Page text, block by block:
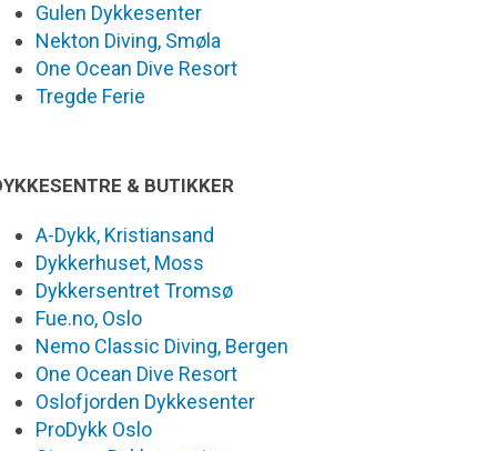
Gulen Dykkesenter
Nekton Diving, Smøla
One Ocean Dive Resort
Tregde Ferie
& BUTIKKER
A-Dykk, Kristiansand
Dykkerhuset, Moss
Dykkersentret Tromsø
Fue.no, Oslo
Nemo Classic Diving, Bergen
One Ocean Dive Resort
Oslofjorden Dykkesenter
ProDykk Oslo